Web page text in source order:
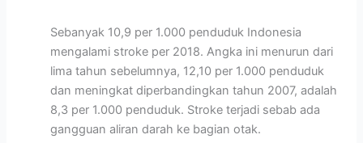
Sebanyak 10,9 per 1.000 penduduk Indonesia
mengalami stroke per 2018. Angka ini menurun dari
lima tahun sebelumnya, 12,10 per 1.000 penduduk
dan meningkat diperbandingkan tahun 2007, adalah
8,3 per 1.000 penduduk. Stroke terjadi sebab ada
gangguan aliran darah ke bagian otak.